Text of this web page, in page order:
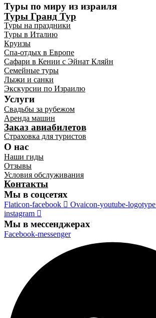
Туры по миру из израиля
Туры Гранд Тур
Туры на праздники
Туры в Италию
Круизы
Спа-отдых в Европе
Сафари в Кении с Эйнат Кляйн
Семейные туры
Лыжи и санки
Экскурсии по Израилю
Услуги
Свадьбы за рубежом
Аренда машин
Заказ авиабилетов
Страховка для туристов
О нас
Наши гиды
Отзывы
Условия обслуживания
Контакты
Мы в соцсетях
Flaticon-facebook Ovaicon-youtube-logotype
instagram
Мы в мессенджерах
Facebook-messenger